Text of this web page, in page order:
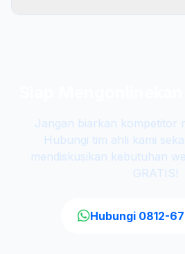
Jangan biarkan kompetitor
Hubungi tim ahli kami
mendiskusikan kebutuhan
GRATIS!
Hubungi 0812-